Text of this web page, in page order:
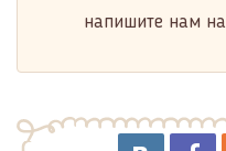
напишите нам на